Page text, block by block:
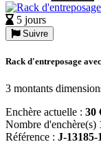
5 jours
Suivre
Rack d'entreposage
3 montants
Enchère actuelle : 30
Nombre d'enchère(s)
Référence : J-13185-